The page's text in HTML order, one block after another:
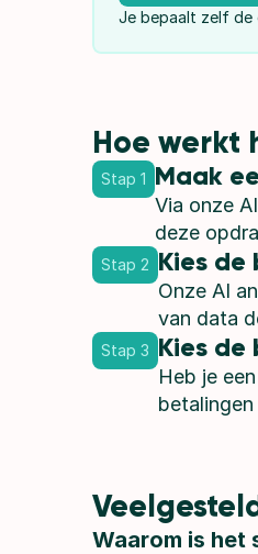
Je bepaalt zelf de
Hoe werkt
Stap 1 Maak
Via onze
deze
Stap 2 Kies
Onze AI
van data
Stap 3 Kies
Heb je
Waarom is het